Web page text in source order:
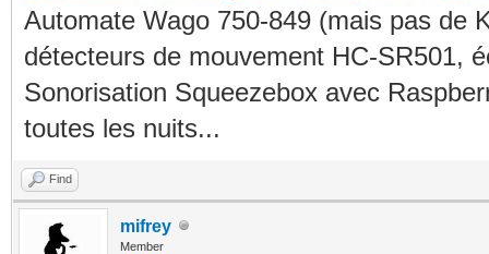
Automate Wago 750-849 (mais pas de
détecteurs de mouvement HC-SR501,
Sonorisation Squeezebox avec
toutes les nuits...
Find
mifrey
Member